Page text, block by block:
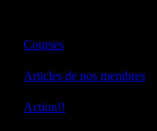
Courses
Articles de nos membres
Action!!